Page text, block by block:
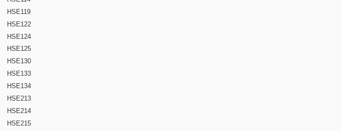
HSE119
HSE122
HSE124
HSE125
HSE130
HSE133
HSE134
HSE213
HSE214
HSE215